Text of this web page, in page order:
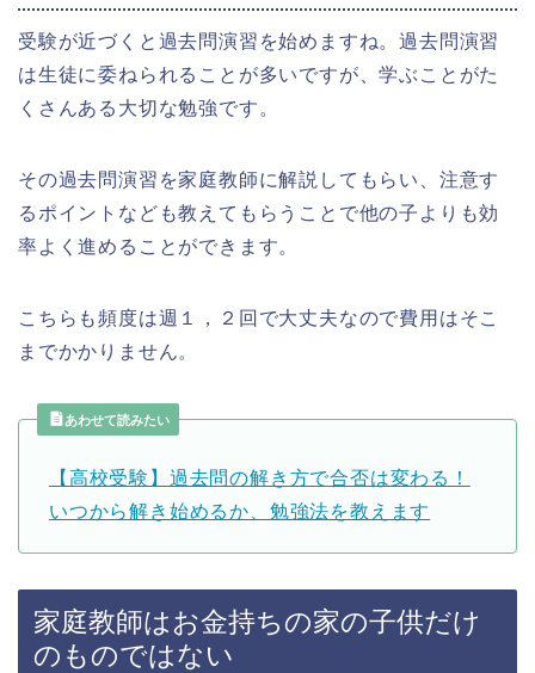
受験が近づくと過去問演習を始めますね。過去問演習
は生徒に委ねられることが多いですが、学ぶことがた
くさんある大切な勉強です。
その過去問演習を家庭教師に解説してもらい、注意す
るポイントなども教えてもらうことで他の子よりも効
率よく進めることができます。
こちらも頻度は週１，２回で大丈夫なので費用はそこ
までかかりません。
あわせて読みたい
【高校受験】過去問の解き方で合否は変わる！
いつから解き始めるか、勉強法を教えます
家庭教師はお金持ちの家の子供だけ
のものではない